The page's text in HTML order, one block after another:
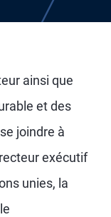
ainsi que
et des
joindre à
exécutif
unies, la